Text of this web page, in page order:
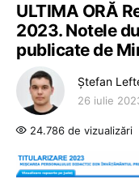
ULTIMA ORĂ
2023. Notele
publicate de
Ștefan
26 iulie
24.786 de vizualizări